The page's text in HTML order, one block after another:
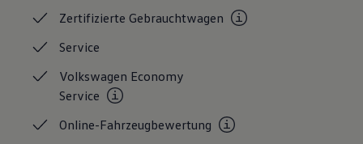
ZertifizierteGebrauchtwagen
Service
Volkswagen Economy
Service
Online-Fahrzeugbewertung